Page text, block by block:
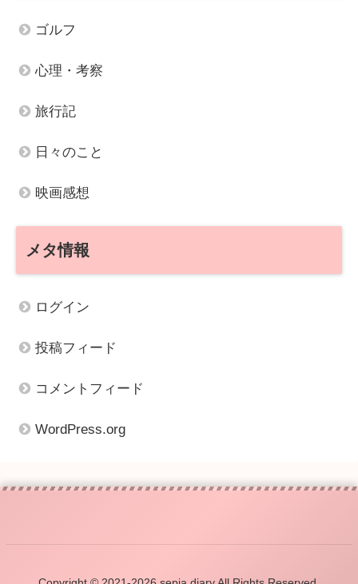
ゴルフ
心理・考察
旅行記
日々のこと
映画感想
メタ情報
ログイン
投稿フィード
コメントフィード
WordPress.org